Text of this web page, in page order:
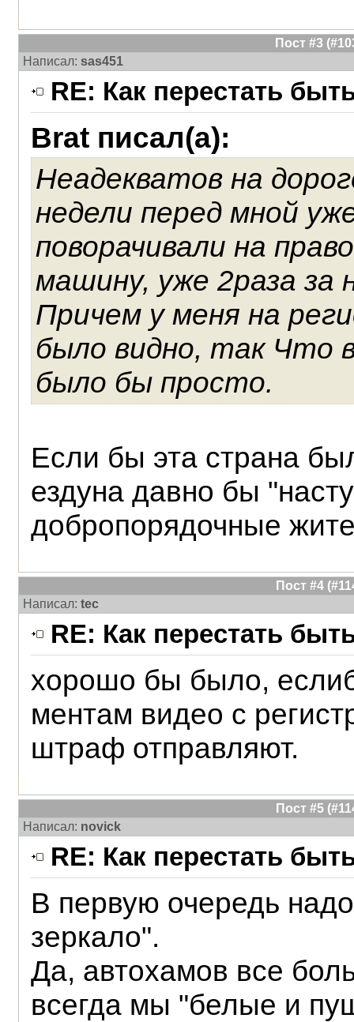
Пост #3
Написал: sas451
RE: Как перестать
Brat писал(а):
Неадекватов на
недели перед мной
поворачивали на
машину, уже 2раза
Причем у меня на
было видно, так Что
было бы просто.
Если бы эта страна
ездуна давно бы
добропорядочные
Пост #4
Написал: tec
RE: Как перестать
хорошо бы было,
ментам видео с
штраф отправляют.
Пост #5
Написал: novick
RE: Как перестать
В первую очередь
зеркало".
Да, автохамов все
всегда мы "белые и